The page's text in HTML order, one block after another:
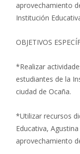
aprovechamiento
Institución
OBJETIVOS
*Realizar
estudiantes de la
ciudad de Ocaña.
*Utilizar recursos
Educativa,
aprovechamiento